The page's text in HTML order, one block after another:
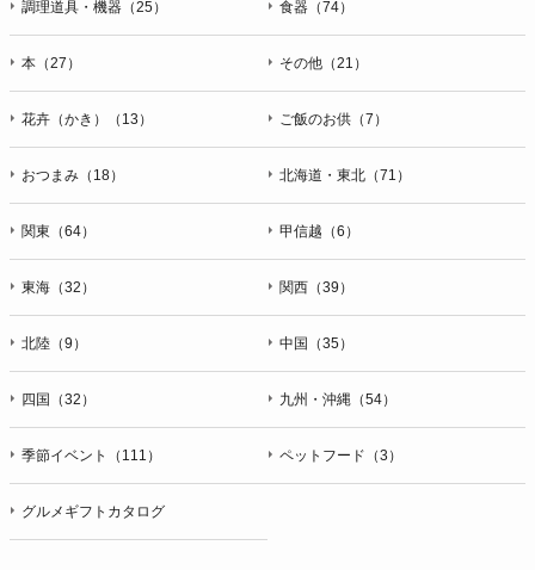
調理道具・機器（25） 食器（74）
本（27） その他（21）
花卉（かき）（13） ご飯のお供（7）
おつまみ（18） 北海道・東北（71）
関東（64） 甲信越（6）
東海（32） 関西（39）
北陸（9） 中国（35）
四国（32） 九州・沖縄（54）
季節イベント（111） ペットフード（3）
グルメギフトカタログ